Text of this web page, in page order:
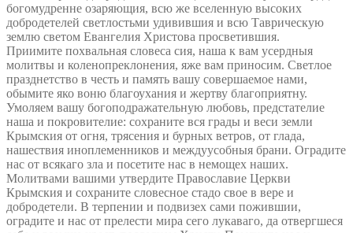
богомудренне озаряющия, всю же вселенную высоких
добродетелей светлостьми удивившия и всю Таврическую
землю светом Евангелия Христова просветившия.
Приимите похвальная словеса сия, наша к вам усердныя
молитвы и коленопреклонения, яже вам приносим. Светлое
празднетство в честь и память вашу совершаемое нами,
обымите яко воню благоухания и жертву благоприятну.
Умоляем вашу богоподражательную любовь, предстателие
наша и покровителие: сохраните вся грады и веси земли
Крымския от огня, трясения и бурных ветров, от глада,
нашествия иноплеменников и междуусобныя брани. Оградите
нас от всякаго зла и посетите нас в немощех наших.
Молитвами вашими утвердите Православие Церкви
Крымския и сохраните словесное стадо свое в вере и
добродетели. В терпении и подвизех сами пожившии,
оградите и нас от прелести мира сего лукаваго, да отвергшеся